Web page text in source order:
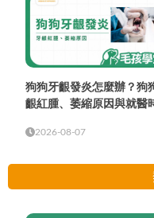
狗狗牙齦發炎怎麼辦？狗
齦紅腫、萎縮原因與就醫
2026-08-07